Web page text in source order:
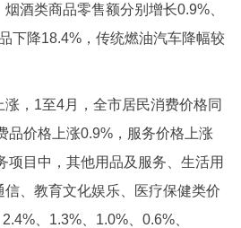
酒类商品零售额分别增长0.9%、
下降18.4%，传统燃油汽车降幅较
涨，1至4月，全市居民消费价格同
品价格上涨0.9%，服务价格上涨
项目中，其他用品及服务、生活用
、教育文化娱乐、医疗保健类价
、1.3%、1.0%、0.6%、